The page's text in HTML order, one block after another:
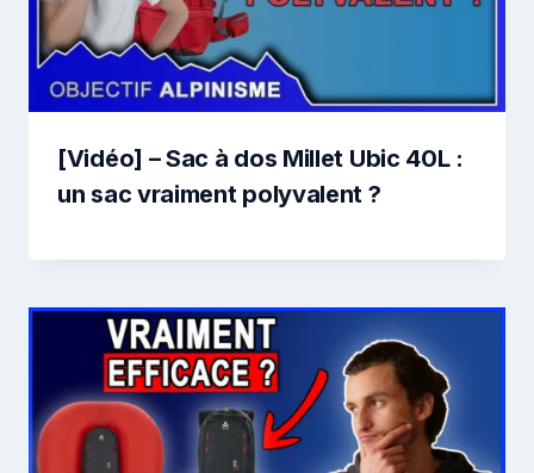
[Vidéo] – Sac à dos Millet Ubic 40L :
un sac vraiment polyvalent ?